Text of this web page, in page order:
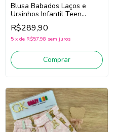
Blusa Babados Laços e
Ursinhos Infantil Teen
Menina Pituchinhus 30733
(Rosa)
R$289,90
5 x de R$57,98 sem juros
Comprar